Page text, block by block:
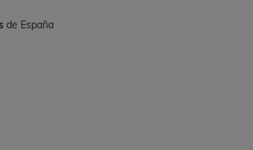
de España